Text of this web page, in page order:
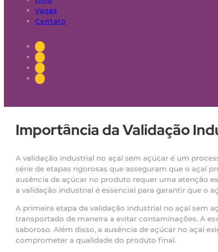
Vagas
Contato
Importância da Validação
A validação industrial no açaí sem açúcar é um
série de etapas rigorosas que asseguram que o açaí
ausência de açúcar no produto requer uma atenção
a validação industrial é essencial para garantir que o
A primeira etapa da validação industrial no açaí sem
transportado de maneira a evitar contaminações. A
saboroso. Além disso, a ausência de açúcar no açaí
comprometer a qualidade do produto final.